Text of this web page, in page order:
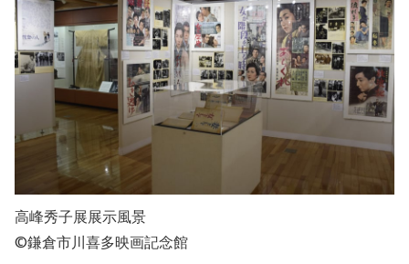
高峰秀子展展示風景
©鎌倉市川喜多映画記念館